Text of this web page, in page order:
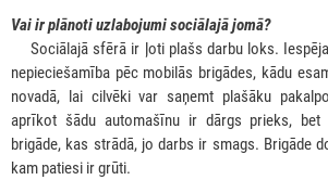
Vai ir plānoti uzlabojumi sociālajā jomā?
Sociālajā sfērā ir ļoti plašs darbu loks.
nepieciešamība pēc mobilās brigādes, kādu
novadā, lai cilvēki var saņemt plašāku
aprīkot šādu automašīnu ir dārgs prieks, bet
brigāde, kas strādā, jo darbs ir smags. Brigāde
kam patiesi ir grūti.